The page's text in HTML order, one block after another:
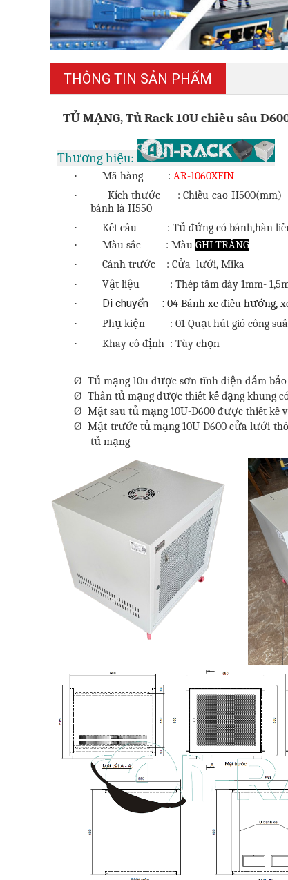
THÔNG TIN SẢN PHẨM
TỦ MẠNG, Tủ Rack 10U chiều sâu
Thương hiệu:
· Mã hàng : AR-1060XFIN
·
Kích thước : Chiều cao H500(mm) x
bánh là H550
· Kết cấu : Tủ đứng có bánh,hàn
· Màu sắc : Màu GHI TRẮNG
· Cánh trước : Cửa lưới, Mika
· Vật liệu : Thép tấm dày 1mm-
· Di chuyển : 04 Bánh xe điều hướng,
· Phụ kiện : 01 Quạt hút gió công suất
· Khay cố định : Tùy chọn
Ø Tủ mạng 10u được sơn tĩnh điện đảm
Ø Thân tủ mạng được thiết kế dạng khung
Ø Mặt sau tủ mạng 10U-D600 được thiết kế
Ø Mặt trước tủ mạng 10U-D600 cửa lưới
tủ mạng